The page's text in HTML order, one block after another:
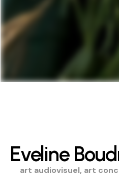
Eveline
art audiovisuel, art